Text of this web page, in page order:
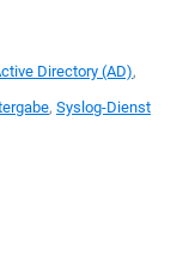
Directory (AD),
, Syslog-Dienst